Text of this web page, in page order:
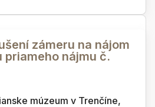
zámeru na nájom
nájmu č.
múzeum v Trenčíne,